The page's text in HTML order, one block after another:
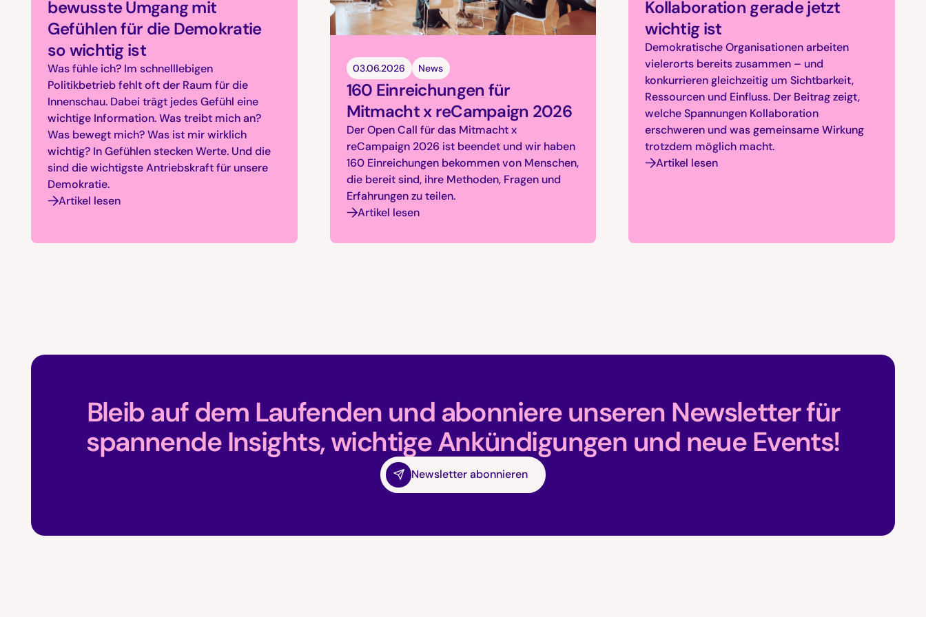
bewusste Umgang mit
Gefühlen für die Demokratie
so wichtig ist
Was fühle ich? Im schnelllebigen
Politikbetrieb fehlt oft der Raum für die
Innenschau. Dabei trägt jedes Gefühl eine
wichtige Information. Was treibt mich an?
Was bewegt mich? Was ist mir wirklich
wichtig? In Gefühlen stecken Werte. Und die
sind die wichtigste Antriebskraft für unsere
Demokratie.
Artikel lesen
03.06.2026 News
160 Einreichungen für
Mitmacht x reCampaign 2026
Der Open Call für das Mitmacht x
reCampaign 2026 ist beendet und wir haben
160 Einreichungen bekommen von Menschen,
die bereit sind, ihre Methoden, Fragen und
Erfahrungen zu teilen.
Artikel lesen
Kollaboration gerade jetzt
wichtig ist
Demokratische Organisationen arbeiten
vielerorts bereits zusammen – und
konkurrieren gleichzeitig um Sichtbarkeit,
Ressourcen und Einfluss. Der Beitrag zeigt,
welche Spannungen Kollaboration
erschweren und was gemeinsame Wirkung
trotzdem möglich macht.
Artikel lesen
Bleib auf dem Laufenden und abonniere unseren Newsletter für
spannende Insights, wichtige Ankündigungen und neue Events!
Newsletter abonnieren